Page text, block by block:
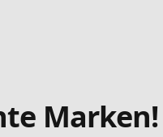
Marken!